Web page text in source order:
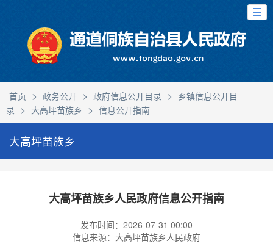
首页 > 政务公开 > 政府信息公开目录 >
乡镇信息公开目
录 > 大高坪苗族乡 > 信息公开指南
大高坪苗族乡
大高坪苗族乡人民政府信息公开指南
发布时间：2026-07-31 00:00
信息来源：大高坪苗族乡人民政府